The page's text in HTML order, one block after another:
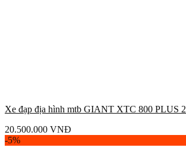
Xe đạp địa hình mtb GIANT XTC 800 PLUS
20.500.000 VNĐ
-5%